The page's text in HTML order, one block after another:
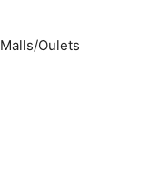
Malls/Oulets